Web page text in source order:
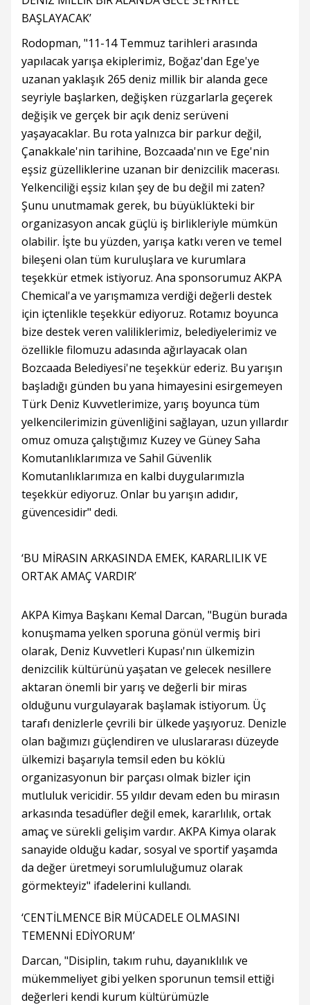
BAŞLAYACAK’
Rodopman, "11-14 Temmuz tarihleri arasında
yapılacak yarışa ekiplerimiz, Boğaz'dan Ege'ye
uzanan yaklaşık 265 deniz millik bir alanda gece
seyriyle başlarken, değişken rüzgarlarla geçerek
değişik ve gerçek bir açık deniz serüveni
yaşayacaklar. Bu rota yalnızca bir parkur değil,
Çanakkale'nin tarihine, Bozcaada'nın ve Ege'nin
eşsiz güzelliklerine uzanan bir denizcilik macerası.
Yelkenciliği eşsiz kılan şey de bu değil mi zaten?
Şunu unutmamak gerek, bu büyüklükteki bir
organizasyon ancak güçlü iş birlikleriyle mümkün
olabilir. İşte bu yüzden, yarışa katkı veren ve temel
bileşeni olan tüm kuruluşlara ve kurumlara
teşekkür etmek istiyoruz. Ana sponsorumuz AKPA
Chemical'a ve yarışmamıza verdiği değerli destek
için içtenlikle teşekkür ediyoruz. Rotamız boyunca
bize destek veren valiliklerimiz, belediyelerimiz ve
özellikle filomuzu adasında ağırlayacak olan
Bozcaada Belediyesi'ne teşekkür ederiz. Bu yarışın
başladığı günden bu yana himayesini esirgemeyen
Türk Deniz Kuvvetlerimize, yarış boyunca tüm
yelkencilerimizin güvenliğini sağlayan, uzun yıllardır
omuz omuza çalıştığımız Kuzey ve Güney Saha
Komutanlıklarımıza ve Sahil Güvenlik
Komutanlıklarımıza en kalbi duygularımızla
teşekkür ediyoruz. Onlar bu yarışın adıdır,
güvencesidir" dedi.
‘BU MİRASIN ARKASINDA EMEK, KARARLILIK VE
ORTAK AMAÇ VARDIR’
AKPA Kimya Başkanı Kemal Darcan, "Bugün burada
konuşmama yelken sporuna gönül vermiş biri
olarak, Deniz Kuvvetleri Kupası'nın ülkemizin
denizcilik kültürünü yaşatan ve gelecek nesillere
aktaran önemli bir yarış ve değerli bir miras
olduğunu vurgulayarak başlamak istiyorum. Üç
tarafı denizlerle çevrili bir ülkede yaşıyoruz. Denizle
olan bağımızı güçlendiren ve uluslararası düzeyde
ülkemizi başarıyla temsil eden bu köklü
organizasyonun bir parçası olmak bizler için
mutluluk vericidir. 55 yıldır devam eden bu mirasın
arkasında tesadüfler değil emek, kararlılık, ortak
amaç ve sürekli gelişim vardır. AKPA Kimya olarak
sanayide olduğu kadar, sosyal ve sportif yaşamda
da değer üretmeyi sorumluluğumuz olarak
görmekteyiz" ifadelerini kullandı.
‘CENTİLMENCE BİR MÜCADELE OLMASINI
TEMENNİ EDİYORUM’
Darcan, "Disiplin, takım ruhu, dayanıklılık ve
mükemmeliyet gibi yelken sporunun temsil ettiği
değerleri kendi kurum kültürümüzle